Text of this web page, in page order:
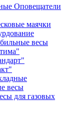
Оповещатели
маячки
весы
весы
для газовых